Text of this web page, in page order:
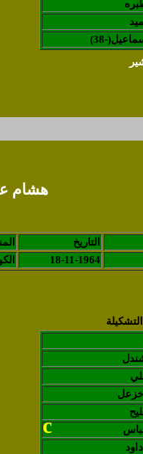
38
التاريخ
18-11-1964
التشكيلة
c
هشام